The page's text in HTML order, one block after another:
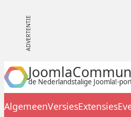
de Nederlandstalige Joomla!-
AlgemeenVersiesExtensies